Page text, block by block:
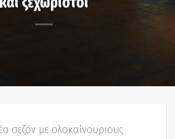
σεζόν με ολοκαίνουριους